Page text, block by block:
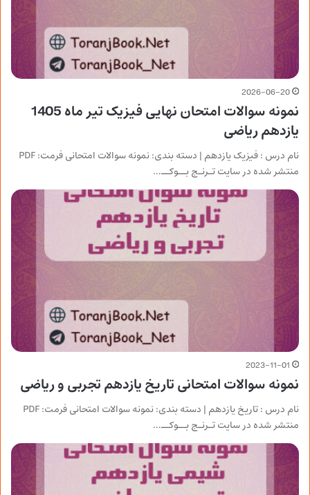
2026-06-20
نمونه سوالات امتحان نهایی فیزیک تیر ماه 1405
یازدهم ریاضی
منتشر شده در سایت تـرنـج بــوکــ…
2023-11-01
نمونه سوالات امتحانی تاریخ یازدهم تجربی و ریاضی
منتشر شده در سایت تـرنـج بــوکــ…